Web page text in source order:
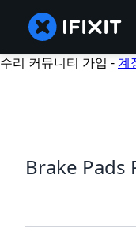
수리 커뮤니티 가입 -계
Brake Pads